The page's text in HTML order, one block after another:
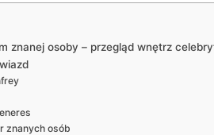
znanej osoby – przegląd wnętrz
znanych osób